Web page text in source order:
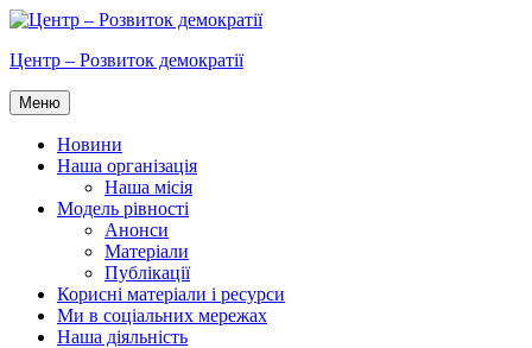
Перейти
вмісту
Центр – Розвиток демократії
Меню
Новини
Наша організація
Наша місія
Модель рівності
Анонси
Матеріали
Публікації
Корисні матеріали і ресурси
Ми в соціальних мережах
Наша діяльність